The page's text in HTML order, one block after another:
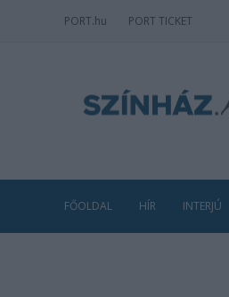
PORT.hu PORT TICKET
FŐOLDAL HÍR INTERJÚ